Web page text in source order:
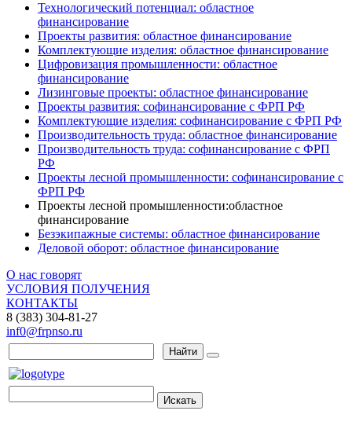
Технологический потенциал: областное
финансирование
Проекты развития: областное финансирование
Комплектующие изделия: областное финансирование
Цифровизация промышленности: областное
финансирование
Лизинговые проекты: областное финансирование
Проекты развития: софинансирование с ФРП РФ
Комплектующие изделия: софинансирование с ФРП РФ
Производительность труда: областное финансирование
Производительность труда: софинансирование с ФРП
РФ
Проекты лесной промышленности: софинансирование с
ФРП РФ
Проекты лесной промышленности:областное
финансирование
Безэкипажные системы: областное финансирование
Деловой оборот: областное финансирование
О нас говорят
УСЛОВИЯ ПОЛУЧЕНИЯ
КОНТАКТЫ
8 (383) 304-81-27
inf0@frpnso.ru
Найти
Искать